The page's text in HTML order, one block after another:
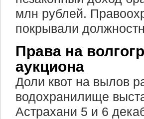
млн рублей.
покрывали
Права на
аукциона
Доли квот на вылов
водохранилище
Астрахани 5 и 6